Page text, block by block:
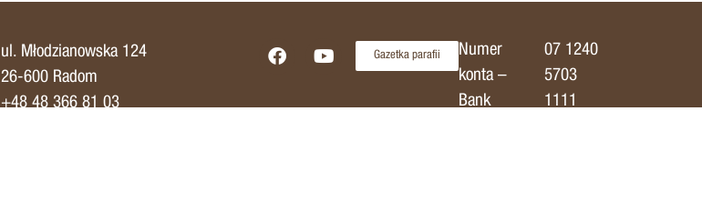
ul. Młodzianowska 124
26-600 Radom
+48 48 366 81 03
Gazetka parafii
Numer
konta –
Bank
07 1240
5703
1111